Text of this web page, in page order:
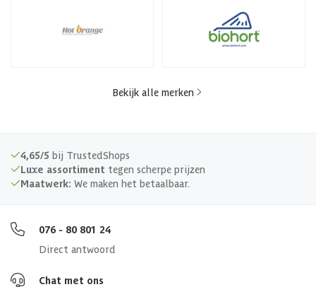
Bekijk alle merken
4,65/5 bij TrustedShops
Luxe assortiment tegen scherpe prijzen
Maatwerk: We maken het betaalbaar.
076 - 80 801 24
Direct antwoord
Chat met ons